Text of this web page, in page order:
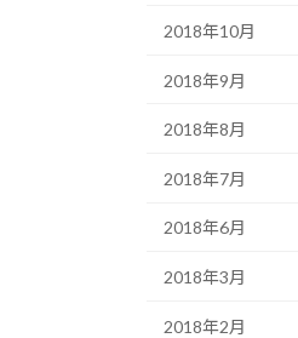
2018年10月
2018年9月
2018年8月
2018年7月
2018年6月
2018年3月
2018年2月